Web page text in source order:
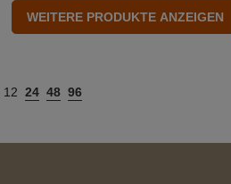
12 24 48 96